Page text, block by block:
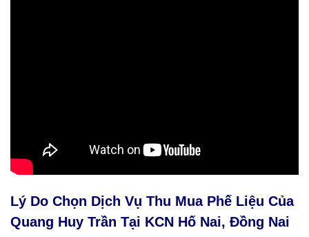
Lý Do Chọn Dịch Vụ Thu Mua Phế Liệu Của
Quang Huy Trần Tại KCN Hố Nai, Đồng Nai